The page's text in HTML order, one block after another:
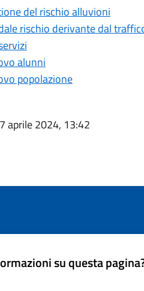
del rischio alluvioni
rischio derivante dal
alunni
popolazione
aprile 2024, 13:42
su questa